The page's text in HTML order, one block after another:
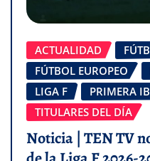
ACTUALIDAD
FÚTBOL EUROPEO
LIGA F
PRIMERA
TITULARES DEL DÍA
Noticia | TEN TV